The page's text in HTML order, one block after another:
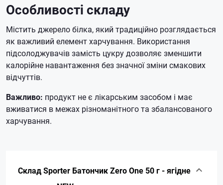
Особливості складу
Містить джерело білка, який традиційно розглядається
як важливий елемент харчування. Використання
підсолоджувачів замість цукру дозволяє зменшити
калорійне навантаження без значної зміни смакових
відчуттів.
Важливо: продукт не є лікарським засобом і має
вживатися в межах різноманітного та збалансованого
харчування.
Склад Sporter Батончик Zero One 50 г - ягідне